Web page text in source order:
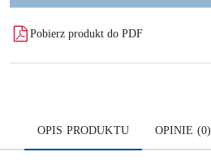
Pobierz produkt do PDF
OPIS PRODUKTU OPINIE (0)